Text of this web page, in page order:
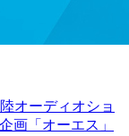
オーディオショ
画「オーエス」